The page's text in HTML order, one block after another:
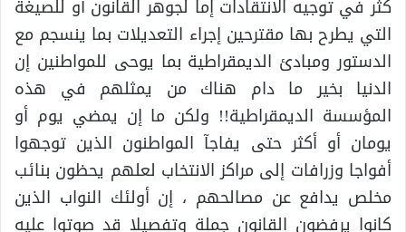
كثر في توجيه الانتقادات إما لجوهر القانون أو للصيغة
التي يطرح بها مقترحين إجراء التعديلات بما ينسجم مع
الدستور ومبادئ الديمقراطية بما يوحى للمواطنين إن
الدنيا بخير ما دام هناك من يمثلهم في هذه
المؤسسة الديمقراطية!! ولكن ما إن يمضي يوم أو
يومان أو أكثر حتى يفاجآ المواطنون الذين توجهوا
أفواجا وزرافات إلى مراكز الانتخاب لعلهم يحظون بنائب
مخلص يدافع عن مصالحهم ، إن أولئك النواب الذين
كانوا يرفضون القانون جملة وتفصيلا قد صوتوا عليه